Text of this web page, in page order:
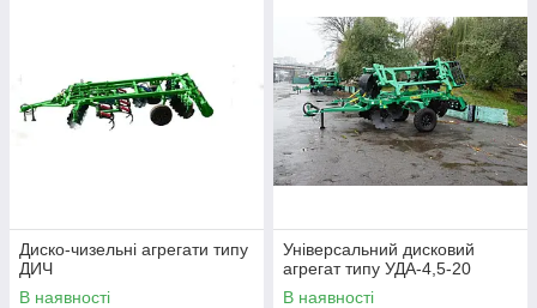
Диско-чизельні агрегати типу
ДИЧ
В наявності
Універсальний дисковий
агрегат типу УДА-4,5-20
В наявності